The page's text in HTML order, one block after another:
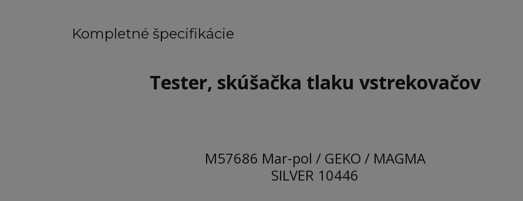
Kompletné špecifikácie
Tester, skúšačka tlaku vstrekovačov
M57686 Mar-pol / GEKO / MAGMA
SILVER 10446